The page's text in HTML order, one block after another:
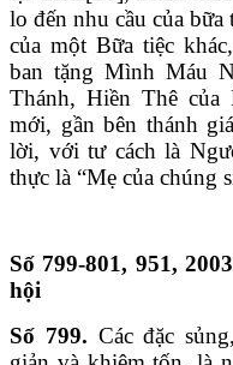
lo đến nhu cầu của
của một Bữa tiệc
ban tặng Mình Máu
Thánh, Hiền Thê
mới, gần bên thánh
lời, với tư cách là
thực là “Mẹ của chúng
Số 799-801, 951,
hội
Số 799. Các đặc